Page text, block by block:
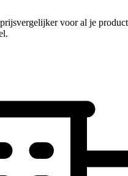
voor al je